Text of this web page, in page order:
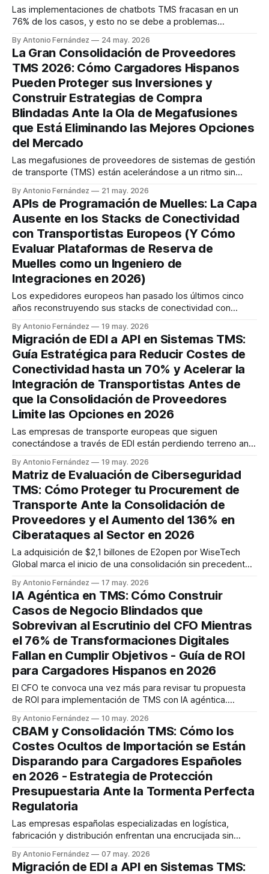
Las implementaciones de chatbots TMS fracasan en un
76% de los casos, y esto no se debe a problemas
chatbots son efectivos y altamente adoptados, mientras
que entre el 55% y 65% de empresas de transporte en
Latinoamérica aún
By Antonio Fernández 24 may. 2026
La Gran Consolidación de Proveedores
TMS 2026: Cómo Cargadores Hispanos
Pueden Proteger sus Inversiones y
Construir Estrategias de Compra
Blindadas Ante la Ola de Megafusiones
que Está Eliminando las Mejores Opciones
del Mercado
Las megafusiones de proveedores de sistemas de gestión
de transporte (TMS) están acelerándose a un ritmo sin
E2open por $2.1 mil millones en agosto de 2025, mientras
que Descartes Systems Group adquirió 3GTMS por $115
millones, marcando la 32ª adquisición de la
By Antonio Fernández 21 may. 2026
APIs de Programación de Muelles: La Capa
Ausente en los Stacks de Conectividad
con Transportistas Europeos (Y Cómo
Evaluar Plataformas de Reserva de
Muelles como un Ingeniero de
Integraciones en 2026)
Los expedidores europeos han pasado los últimos cinco
años reconstruyendo sus stacks de conectividad con
de 80 socios regionales. Endpoints de generación de
etiquetas. Webhooks de seguimiento. ASN EDI 856
fluyendo hacia los ERPs de los clientes. Las encuestas del
By Antonio Fernández 19 may. 2026
Migración de EDI a API en Sistemas TMS:
Guía Estratégica para Reducir Costes de
Conectividad hasta un 70% y Acelerar la
Integración de Transportistas Antes de
que la Consolidación de Proveedores
Limite las Opciones en 2026
Las empresas de transporte europeas que siguen
conectándose a través de EDI están perdiendo terreno ante
que cuestan entre €5.000-€15.000, mientras que las
conexiones ERP complejas superan los €50.000. La
Regulación eFTI se aplicará completamente desde el 9
By Antonio Fernández 19 may. 2026
Matriz de Evaluación de Ciberseguridad
TMS: Cómo Proteger tu Procurement de
Transporte Ante la Consolidación de
Proveedores y el Aumento del 136% en
Ciberataques al Sector en 2026
La adquisición de $2,1 billones de E2open por WiseTech
Global marca el inicio de una consolidación sin precedentes
avanzados (APT) dirigidos a Estados Unidos en el Q1 2025
fueron 136% más altos que el nivel visto en Q4 2024. Esta
By Antonio Fernández 17 may. 2026
IA Agéntica en TMS: Cómo Construir
Casos de Negocio Blindados que
Sobrevivan al Escrutinio del CFO Mientras
el 76% de Transformaciones Digitales
Fallan en Cumplir Objetivos - Guía de ROI
para Cargadores Hispanos en 2026
El CFO te convoca una vez más para revisar tu propuesta
de ROI para implementación de TMS con IA agéntica.
aprobaciones para software de gestión de flotas, tu
solicitud de sistema de gestión de transporte permanece
en el limbo burocrático. Los números
By Antonio Fernández 10 may. 2026
CBAM y Consolidación TMS: Cómo los
Costes Ocultos de Importación se Están
Disparando para Cargadores Españoles
en 2026 - Estrategia de Protección
Presupuestaria Ante la Tormenta Perfecta
Regulatoria
Las empresas españolas especializadas en logística,
fabricación y distribución enfrentan una encrucijada sin
definitiva el 1 de enero de 2026, requiriendo que los
importadores obtengan el estado de declarantes CBAM
By Antonio Fernández 07 may. 2026
Migración de EDI a API en Sistemas TMS: